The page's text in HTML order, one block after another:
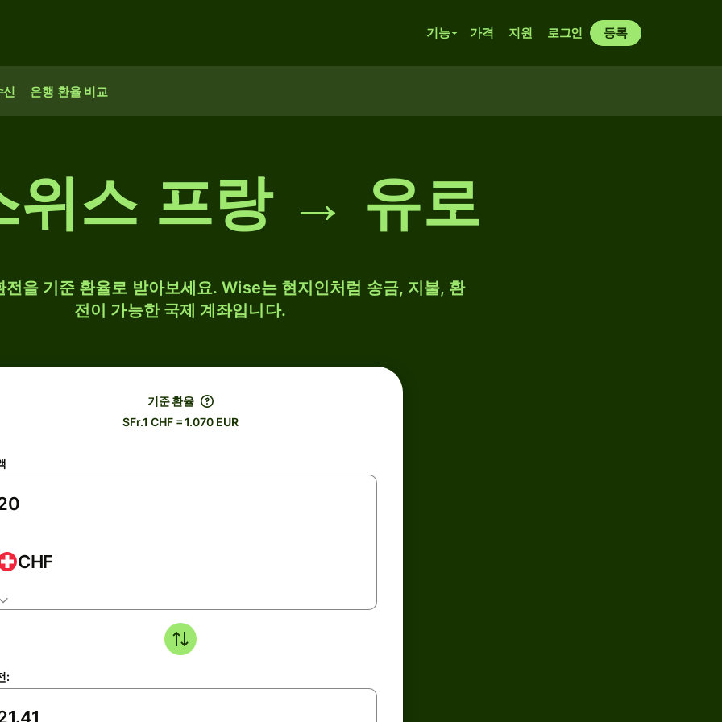
기능 가격 지원 로그인 등록
신 은행 환율 비교
위스 프랑 → 유로
을 기준 환율로 받아보세요. Wise는 현지인처럼 송금, 지불, 환
전이 가능한 국제 계좌입니다.
기준 환율
SFr.1 CHF = 1.070 EUR
CHF
: